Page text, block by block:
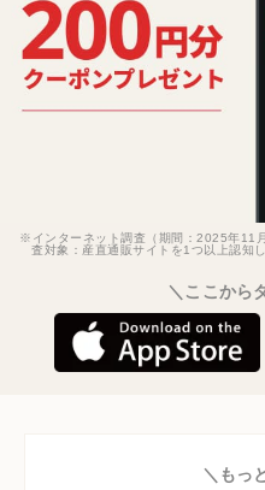
※インターネット調査（期間：2025年11
査対象：産直通販サイトを1つ以上認知
＼ここから
＼もっ